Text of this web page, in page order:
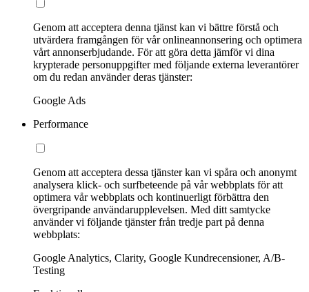
Genom att acceptera denna tjänst kan vi bättre förstå och
utvärdera framgången för vår onlineannonsering och optimera
vårt annonserbjudande. För att göra detta jämför vi dina
krypterade personuppgifter med följande externa leverantörer
om du redan använder deras tjänster:
Google Ads
Performance
Genom att acceptera dessa tjänster kan vi spåra och anonymt
analysera klick- och surfbeteende på vår webbplats för att
optimera vår webbplats och kontinuerligt förbättra den
övergripande användarupplevelsen. Med ditt samtycke
använder vi följande tjänster från tredje part på denna
webbplats:
Google Analytics, Clarity, Google Kundrecensioner, A/B-
Testing